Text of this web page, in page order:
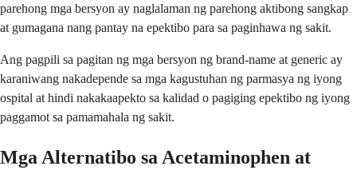
parehong mga bersyon ay naglalaman ng parehong aktibong sangkap
at gumagana nang pantay na epektibo para sa paginhawa ng sakit.
Ang pagpili sa pagitan ng mga bersyon ng brand-name at generic ay
karaniwang nakadepende sa mga kagustuhan ng parmasya ng iyong
ospital at hindi nakakaapekto sa kalidad o pagiging epektibo ng iyong
paggamot sa pamamahala ng sakit.
Mga Alternatibo sa Acetaminophen at